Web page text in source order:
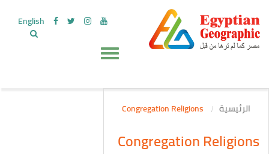
English
الرئيسية
Congregation Religions